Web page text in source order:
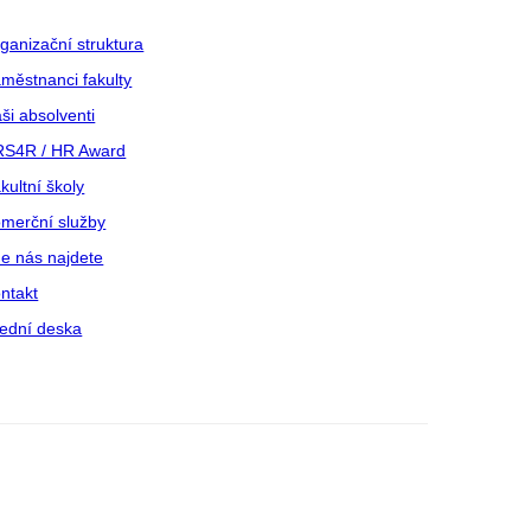
struktura
fakulty
absolventi
/ HR Award
školy
služby
nás najdete
deska